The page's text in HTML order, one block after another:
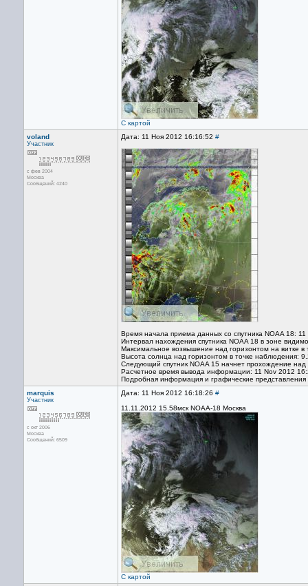
С картой
voland
Участник
с фев 2004
Москва
Сообщений: 4240
Дата: 11 Ноя 2012 16:16:52 #
Время начала приема данных со спутника NOAA 18:
Интервал нахождения спутника NOAA 18 в зоне
Максимальное возвышение над горизонтом на витке в
Высота солнца над горизонтом в точке наблюдения:
Следующий спутник NOAA 15 начнет прохождение
Расчетное время вывода информации: 11 Nov 2012
Подробная информация и графические представления
marquis
Участник
с окт 2006
Москва
Сообщений: 6509
Дата: 11 Ноя 2012 16:18:26 #
11.11.2012 15.58мск NOAA-18 Москва
С картой